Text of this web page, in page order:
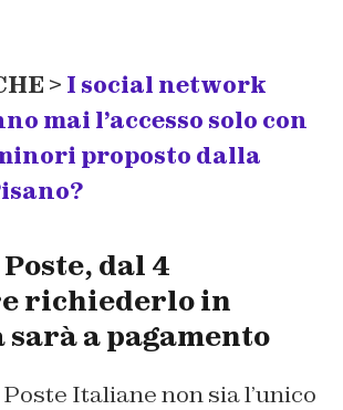
> I social network
mai l’accesso solo con
proposto dalla
dal 4
richiederlo in
sarà a pagamento
Italiane non sia l’unico